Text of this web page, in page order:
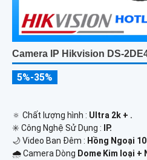
Camera IP Hikvision DS-
5%-35%
🔅 Chất lượng hình : Ultra 2k + .
✳️ Công Nghệ Sử Dụng :
IP.
🌙 Video Ban Đêm : Hồng Ngoại
🌧️ Camera Dòng Dome Kim loại +